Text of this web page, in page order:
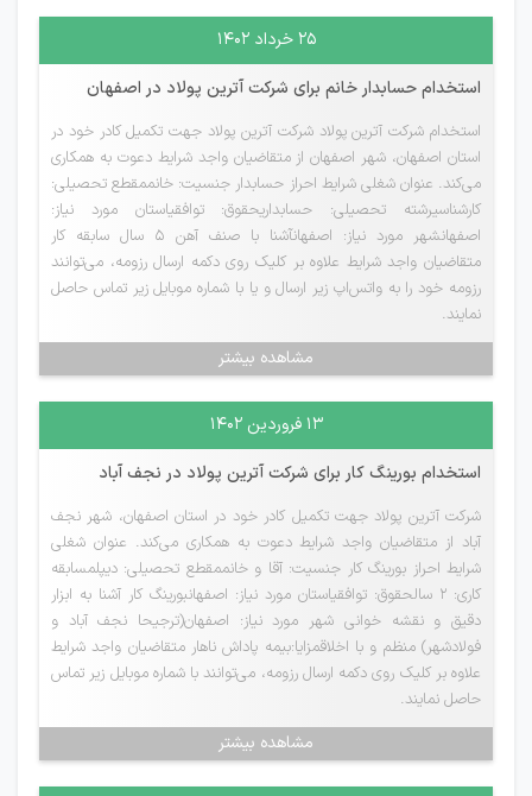
۲۵ خرداد ۱۴۰۲
استخدام حسابدار خانم برای شرکت آترین پولاد در اصفهان
استخدام شرکت آترین پولاد شرکت آترین پولاد جهت تکمیل کادر خود در
استان اصفهان، شهر اصفهان از متقاضیان واجد شرایط دعوت به همکاری
می‌کند. عنوان شغلی شرایط احراز حسابدار جنسیت: خانممقطع تحصیلی:
کارشناسیرشته تحصیلی: حسابداریحقوق: توافقیاستان مورد نیاز:
اصفهانشهر مورد نیاز: اصفهانآشنا با صنف آهن 5 سال سابقه کار
متقاضیان واجد شرایط علاوه بر کلیک روی دکمه ارسال رزومه، می‌توانند
رزومه خود را به واتس‌اپ زیر ارسال و یا با شماره موبایل زیر تماس حاصل
نمایند.
مشاهده بیشتر
۱۳ فروردین ۱۴۰۲
استخدام بورینگ کار برای شرکت آترین پولاد در نجف آباد
شرکت آترین پولاد جهت تکمیل کادر خود در استان اصفهان، شهر نجف
آباد از متقاضیان واجد شرایط دعوت به همکاری می‌کند. عنوان شغلی
شرایط احراز بورینگ کار جنسیت: آقا و خانممقطع تحصیلی: دیپلمسابقه
کاری: ۲ سالحقوق: توافقیاستان مورد نیاز: اصفهانبورینگ کار آشنا به ابزار
دقیق و نقشه خوانی شهر مورد نیاز: اصفهان(ترجیحا نجف آباد و
فولادشهر) منظم و با اخلاقمزایا:بیمه پاداش ناهار متقاضیان واجد شرایط
علاوه بر کلیک روی دکمه ارسال رزومه، می‌توانند با شماره موبایل زیر تماس
حاصل نمایند.
مشاهده بیشتر